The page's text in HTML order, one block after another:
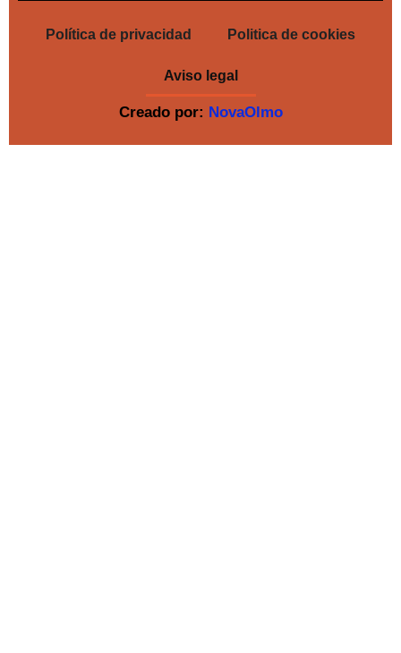
Política de privacidad Politica de cookies
Aviso legal
Creado por: NovaOlmo